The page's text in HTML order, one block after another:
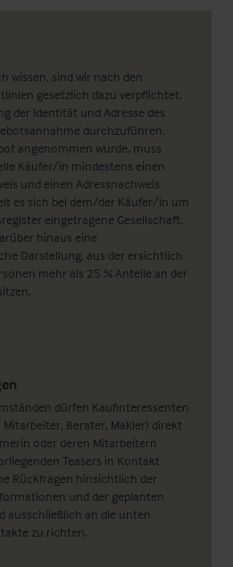
wissen, sind wir nach den
gesetzlich dazu verpflichtet,
der Identität und Adresse des
durchzuführen.
angenommen wurde, muss
Käufer/in mindestens einen
und einen Adressnachweis
es sich bei dem/der Käufer/in um
eingetragene Gesellschaft,
hinaus eine
Darstellung, aus der ersichtlich
mehr als 25 % Anteile an der
dürfen Kaufinteressenten
Mitarbeiter, Berater, Makler) direkt
oder deren Mitarbeitern
Teasers in Kontakt
Rückfragen hinsichtlich der
und der geplanten
ausschließlich an die unten
zu richten.